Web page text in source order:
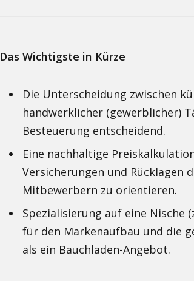
Das Wichtigste in Kürze
Die Unterscheidung zwischen
handwerklicher (gewerblicher)
Besteuerung entscheidend.
Eine nachhaltige
Versicherungen und Rücklagen
Mitbewerbern zu orientieren.
Spezialisierung auf eine Nische
für den Markenaufbau und die
als ein Bauchladen-Angebot.